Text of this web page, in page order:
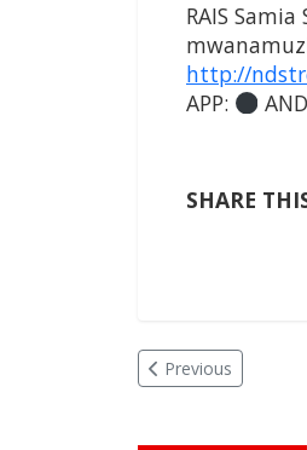
RAIS
http://
APP:
SHARE
Previous